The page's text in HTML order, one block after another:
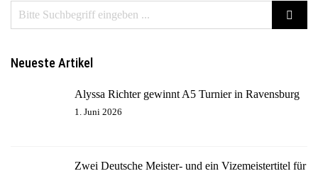
Neueste Artikel
Alyssa Richter gewinnt A5 Turnier in Ravensburg
1. Juni 2026
Zwei Deutsche Meister- und ein Vizemeistertitel für